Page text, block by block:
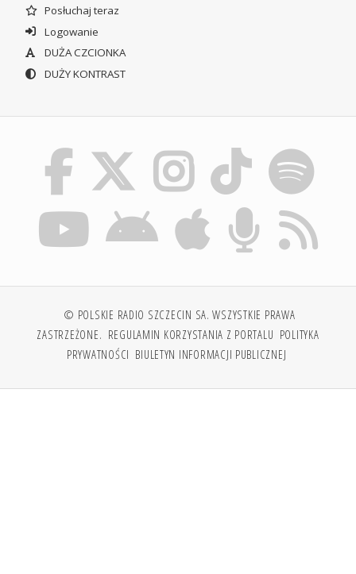
Posłuchaj teraz
Logowanie
DUŻA CZCIONKA
DUŻY KONTRAST
© POLSKIE RADIO SZCZECIN SA. WSZYSTKIE PRAWA
ZASTRZEŻONE. REGULAMIN KORZYSTANIA Z PORTALU POLITYKA
PRYWATNOŚCI BIULETYN INFORMACJI PUBLICZNEJ